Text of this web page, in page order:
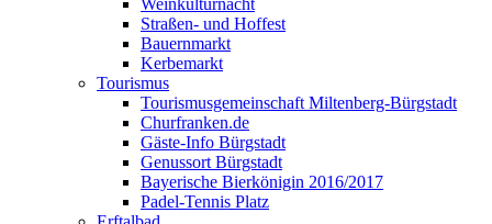
Weinkulturnacht
Straßen- und Hoffest
Bauernmarkt
Kerbemarkt
Tourismus
Tourismusgemeinschaft Miltenberg-Bürgstadt
Churfranken.de
Gäste-Info Bürgstadt
Genussort Bürgstadt
Bayerische Bierkönigin 2016/2017
Padel-Tennis Platz